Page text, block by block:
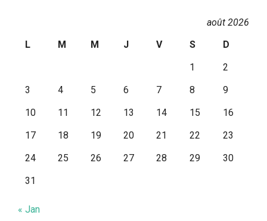
août 2026
L
M M J V S
D
1
2
3
4 5 6 7 8
9
10
11 12 13 14 15
16
17
18 19 20 21 22
23
24
25 26 27 28 29
30
31
« Jan